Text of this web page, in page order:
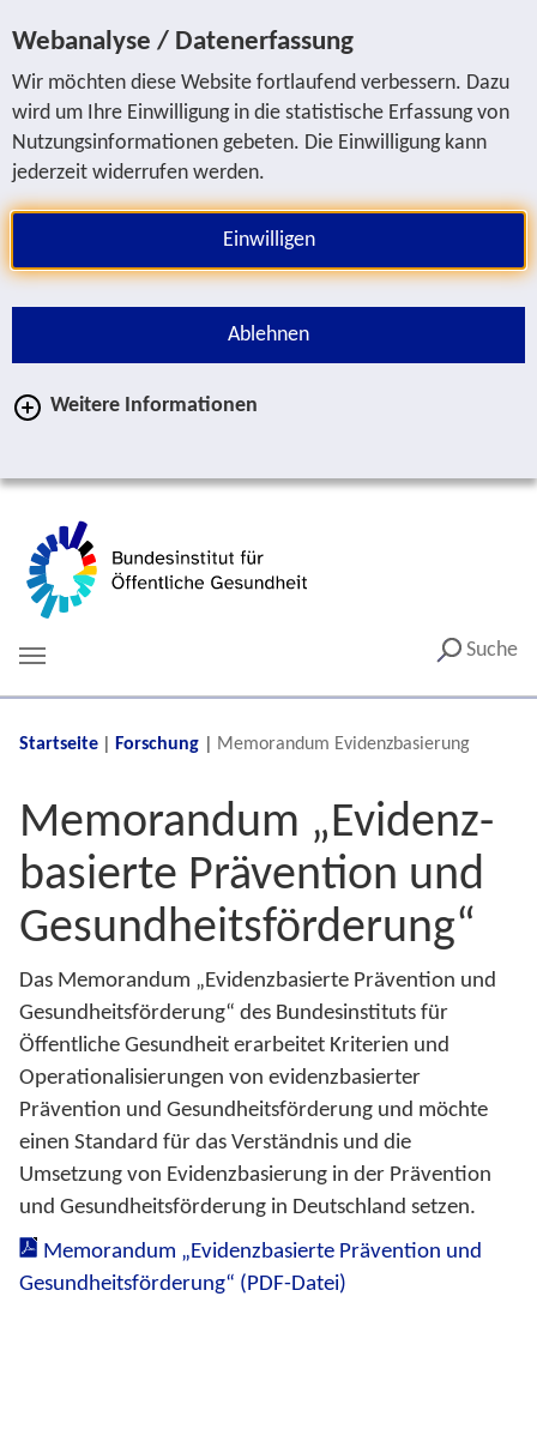
Webanalyse / Datenerfassung
Wir möchten diese Website fortlaufend verbessern. Dazu
wird um Ihre Einwilligung in die statistische Erfassung von
Nutzungsinformationen gebeten. Die Einwilligung kann
jederzeit widerrufen werden.
Einwilligen
Ablehnen
Weitere Informationen
Suche
You are here:
Startseite Forschung Memorandum Evidenzbasierung
Memorandum „Evidenz­
basierte Prävention und
Gesundheits­förderung“
Das Memorandum „Evidenzbasierte Prävention und
Gesundheitsförderung“ des Bundesinstituts für
Öffentliche Gesundheit erarbeitet Kriterien und
Operationalisierungen von evidenzbasierter
Prävention und Gesundheitsförderung und möchte
einen Standard für das Verständnis und die
Umsetzung von Evidenzbasierung in der Prävention
und Gesundheitsförderung in Deutschland setzen.
Memorandum „Evidenzbasierte Prävention und
Gesundheitsförderung“ (PDF-Datei)